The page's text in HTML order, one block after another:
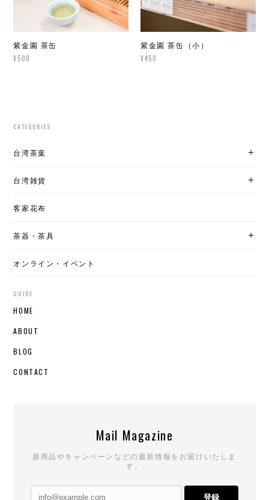
紫金園 茶缶
¥500
紫金園 茶缶（小）
¥450
CATEGORIES
台湾茶葉
台湾雑貨
客家花布
茶器・茶具
オンライン・イベント
GUIDE
HOME
ABOUT
BLOG
CONTACT
Mail Magazine
新商品やキャンペーンなどの最新情報をお届けいたしま
す。
登録